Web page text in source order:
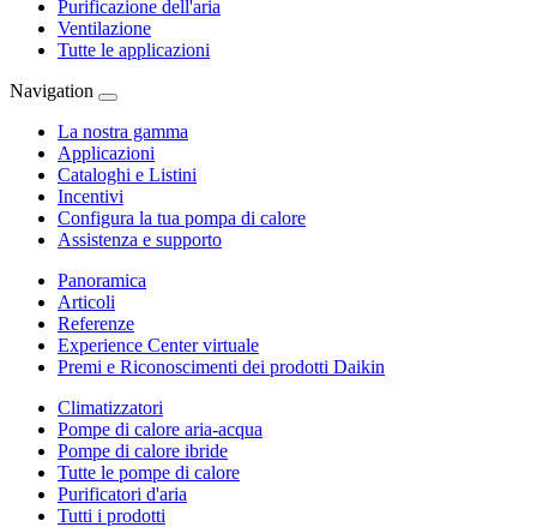
Purificazione dell'aria
Ventilazione
Tutte le applicazioni
Navigation
La nostra gamma
Applicazioni
Cataloghi e Listini
Incentivi
Configura la tua pompa di calore
Assistenza e supporto
Panoramica
Articoli
Referenze
Experience Center virtuale
Premi e Riconoscimenti dei prodotti Daikin
Climatizzatori
Pompe di calore aria-acqua
Pompe di calore ibride
Tutte le pompe di calore
Purificatori d'aria
Tutti i prodotti